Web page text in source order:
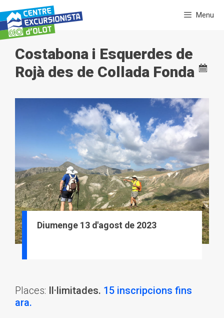
al
contingut
Menu
Costabona i Esquerdes de
Rojà des de Collada Fonda
Diumenge 13 d'agost de 2023
Places: Il·limitades. 15 inscripcions fins
ara.